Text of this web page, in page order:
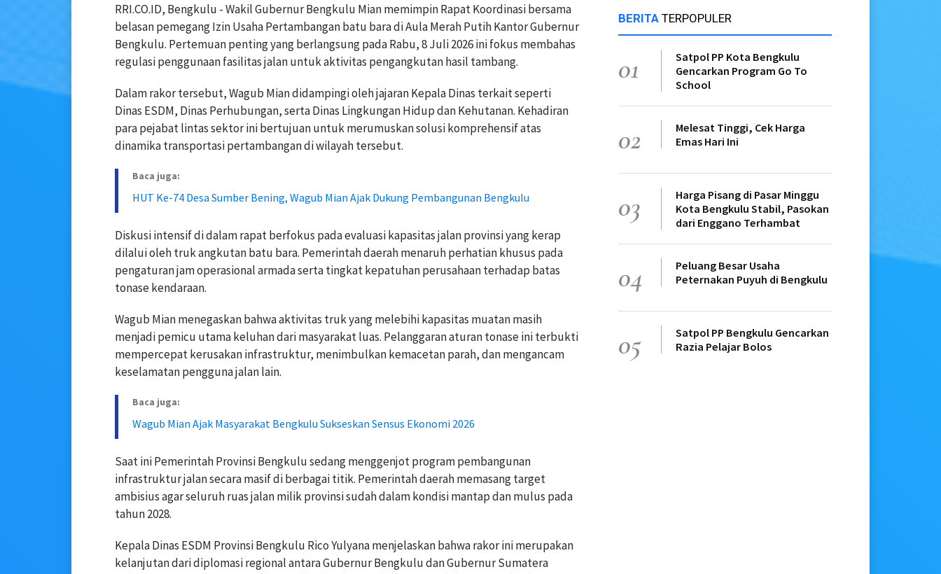
RRI.CO.ID, Bengkulu - Wakil Gubernur Bengkulu Mian memimpin Rapat Koordinasi bersama
belasan pemegang Izin Usaha Pertambangan batu bara di Aula Merah Putih Kantor Gubernur
Bengkulu. Pertemuan penting yang berlangsung pada Rabu, 8 Juli 2026 ini fokus membahas
regulasi penggunaan fasilitas jalan untuk aktivitas pengangkutan hasil tambang.
Dalam rakor tersebut, Wagub Mian didampingi oleh jajaran Kepala Dinas terkait seperti
Dinas ESDM, Dinas Perhubungan, serta Dinas Lingkungan Hidup dan Kehutanan. Kehadiran
para pejabat lintas sektor ini bertujuan untuk merumuskan solusi komprehensif atas
dinamika transportasi pertambangan di wilayah tersebut.
Baca juga:
HUT Ke-74 Desa Sumber Bening, Wagub Mian Ajak Dukung Pembangunan Bengkulu
Diskusi intensif di dalam rapat berfokus pada evaluasi kapasitas jalan provinsi yang kerap
dilalui oleh truk angkutan batu bara. Pemerintah daerah menaruh perhatian khusus pada
pengaturan jam operasional armada serta tingkat kepatuhan perusahaan terhadap batas
tonase kendaraan.
Wagub Mian menegaskan bahwa aktivitas truk yang melebihi kapasitas muatan masih
menjadi pemicu utama keluhan dari masyarakat luas. Pelanggaran aturan tonase ini terbukti
mempercepat kerusakan infrastruktur, menimbulkan kemacetan parah, dan mengancam
keselamatan pengguna jalan lain.
Baca juga:
Wagub Mian Ajak Masyarakat Bengkulu Sukseskan Sensus Ekonomi 2026
Saat ini Pemerintah Provinsi Bengkulu sedang menggenjot program pembangunan
infrastruktur jalan secara masif di berbagai titik. Pemerintah daerah memasang target
ambisius agar seluruh ruas jalan milik provinsi sudah dalam kondisi mantap dan mulus pada
tahun 2028.
Kepala Dinas ESDM Provinsi Bengkulu Rico Yulyana menjelaskan bahwa rakor ini merupakan
kelanjutan dari diplomasi regional antara Gubernur Bengkulu dan Gubernur Sumatera
BERITA TERPOPULER
01
Satpol PP Kota Bengkulu
Gencarkan Program Go To
School
02
Melesat Tinggi, Cek Harga
Emas Hari Ini
03
Harga Pisang di Pasar Minggu
Kota Bengkulu Stabil, Pasokan
dari Enggano Terhambat
04
Peluang Besar Usaha
Peternakan Puyuh di Bengkulu
05
Satpol PP Bengkulu Gencarkan
Razia Pelajar Bolos